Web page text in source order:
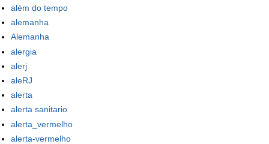
além do tempo
alemanha
Alemanha
alergia
alerj
aleRJ
alerta
alerta sanitario
alerta_vermelho
alerta-vermelho